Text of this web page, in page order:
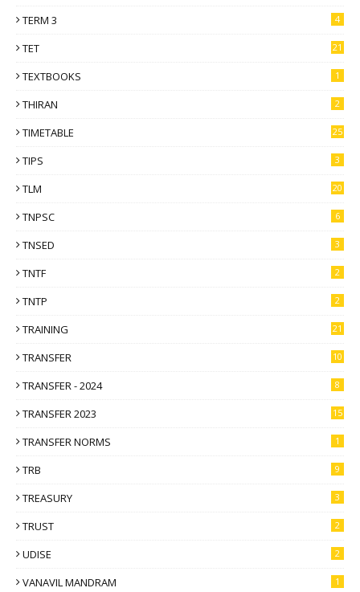
TERM 3 4
TET 21
TEXTBOOKS 1
THIRAN 2
TIMETABLE 25
TIPS 3
TLM 20
TNPSC 6
TNSED 3
TNTF 2
TNTP 2
TRAINING 21
TRANSFER 10
TRANSFER - 2024 8
TRANSFER 2023 15
TRANSFER NORMS 1
TRB 9
TREASURY 3
TRUST 2
UDISE 2
VANAVIL MANDRAM 1